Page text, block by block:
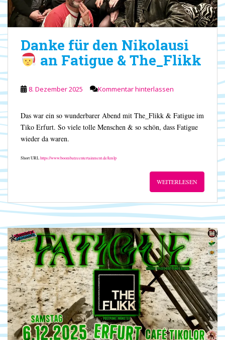
Danke für den Nikolausi
an Fatigue & The_Flikk
8. Dezember 2025 Kommentar hinterlassen
Das war ein so wunderbarer Abend mit The_Flikk & Fatigue im
Tiko Erfurt. So viele tolle Menschen & so schön, dass Fatigue
wieder da waren.
Short URLhttps://www.boombatzeentertainment.de/kmlp
WEITERLESEN